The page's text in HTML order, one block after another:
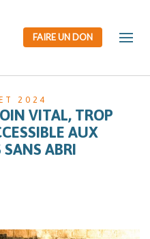
2024
VITAL, TROP
AUX
SANS ABRI
FAIRE UN DON